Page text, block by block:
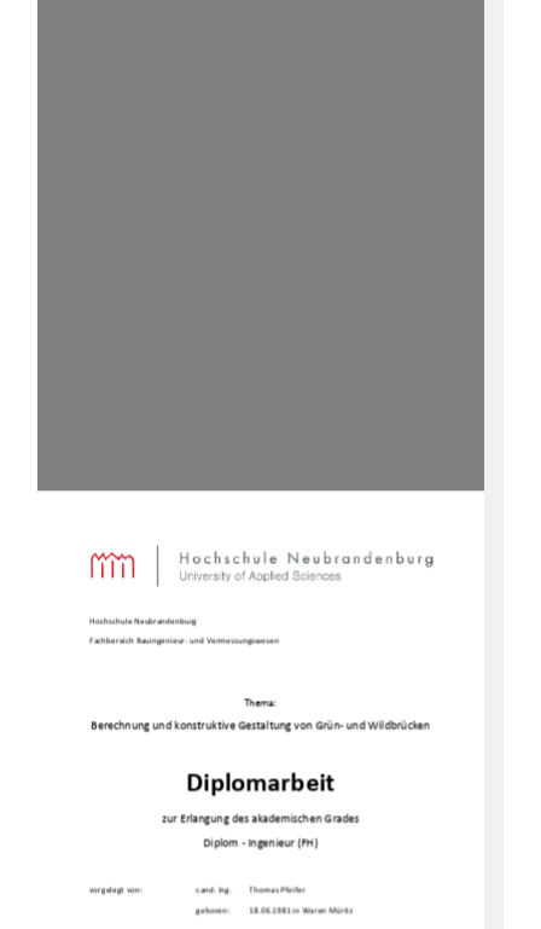
Hochschule Neubrandenburg
Fachbereich Bauingenieur- und Vermessungswesen
Thema:
Berechnung und konstruktive Gestaltung von Grün- und Wildbrücken
Diplomarbeit
zur Erlangung des akademischen Grades
Diplom - Ingenieur (FH)
vorgelegt von: cand. Ing. Thomas Pfeifer
geboren: 18.06.1981 in Waren Müritz